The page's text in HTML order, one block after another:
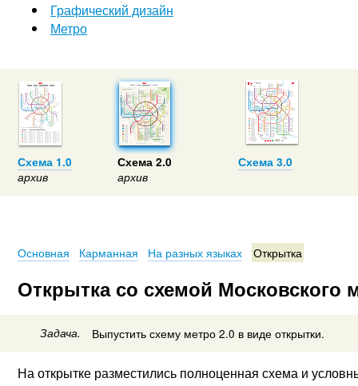
Графический дизайн
Метро
Схема 1.0
архив
Схема 2.0
архив
Схема 3.0
Основная Карманная На разных языках Открытка
Открытка со схемой Московского
Задача. Выпустить схему метро 2.0 в виде открытки.
На открытке разместились полноценная схема и